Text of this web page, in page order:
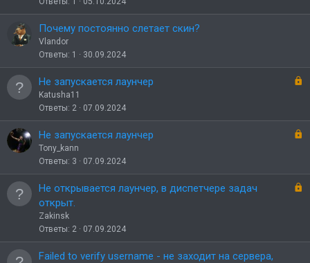
ы
Почему постоянно слетает скин?
Vlandor
Ответы 1 30.09.2024
р
Не запускается лаунчер
Katusha11
Ответы 2 07.09.2024
р
Не запускается лаунчер
Tony_kann
Ответы 3 07.09.2024
ы
Не открывается лаунчер, в диспетчере задач
открыт.
Zakinsk
Ответы 2 07.09.2024
Failed to verify username - не заходит на сервера,